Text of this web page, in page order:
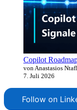
Copilot
von Anastasios
7. Juli 2026
Follow on